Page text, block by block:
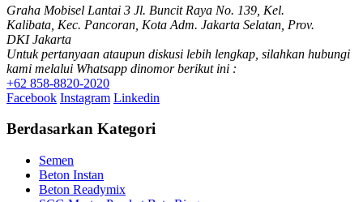
Graha Mobisel Lantai 3 Jl. Buncit Raya No. 139, Kel.
Kalibata, Kec. Pancoran, Kota Adm. Jakarta Selatan, Prov.
DKI Jakarta
Untuk pertanyaan ataupun diskusi lebih lengkap, silahkan hubungi
kami melalui Whatsapp dinomor berikut ini :
+62 858-8820-2020
Facebook Instagram Linkedin
Berdasarkan Kategori
Semen
Beton Instan
Beton Readymix